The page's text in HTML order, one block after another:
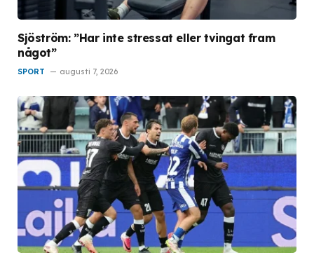
Sjöström: ”Har inte stressat eller tvingat fram
något”
SPORT augusti 7, 2026